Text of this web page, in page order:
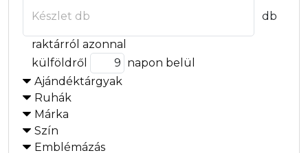
Készlet db db
raktárról azonnal
külföldről
napon belül
Ajándéktárgyak
Ruhák
Márka
Szín
Emblémázás